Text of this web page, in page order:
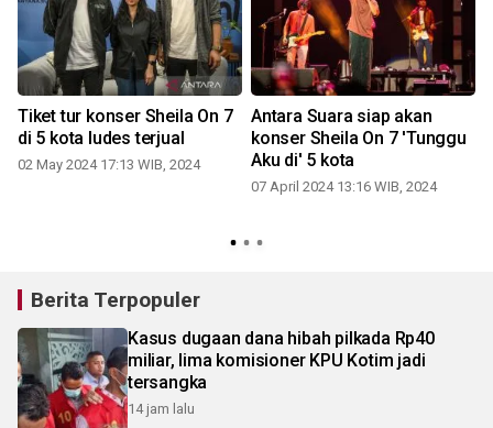
Tiket tur konser Sheila On 7
di 5 kota ludes terjual
02 May 2024 17:13 WIB, 2024
Antara Suara siap akan
konser Sheila On 7 'Tunggu
Aku di' 5 kota
07 April 2024 13:16 WIB, 2024
Berita Terpopuler
Kasus dugaan dana hibah pilkada Rp40
miliar, lima komisioner KPU Kotim jadi
tersangka
14 jam lalu